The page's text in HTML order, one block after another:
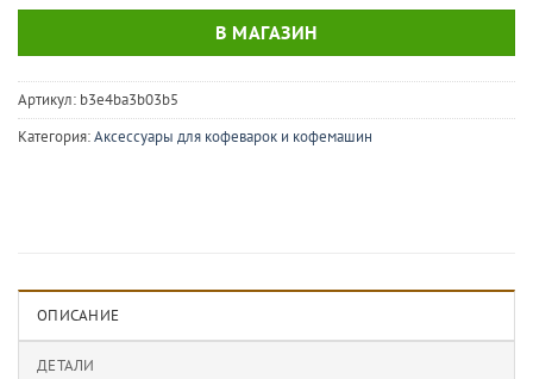
В МАГАЗИН
Артикул: b3e4ba3b03b5
Категория:Аксессуары для кофеварок и кофемашин
ОПИСАНИЕ
ДЕТАЛИ